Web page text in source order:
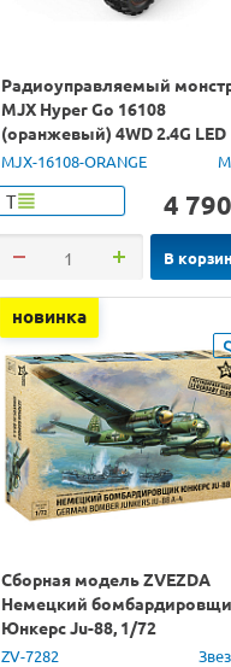
Радиоуправляемый
MJX Hyper Go 16108
(оранжевый) 4WD 2.4G LED
1/16 RTR
MJX-16108-ORANGE
Т 4 790
В
новинка
Сборная модель ZVEZDA
Немецкий
Юнкерс Ju-88, 1/72
ZV-7282